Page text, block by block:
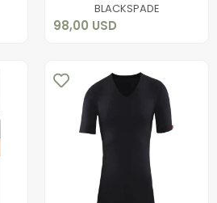
BLACKSPADE
98,00 USD